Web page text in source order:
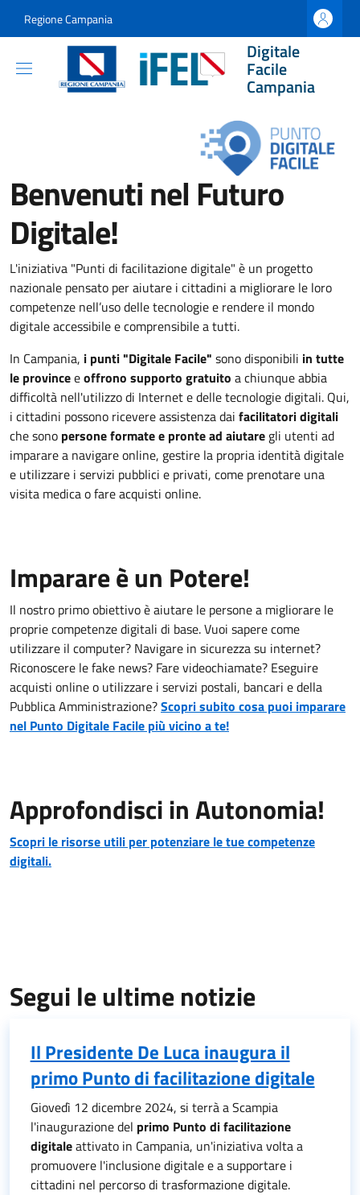
Regione Campania
Digitale
Facile
Campania
Benvenuti nel Futuro
Digitale!
L'iniziativa "Punti di facilitazione digitale" è un progetto
nazionale pensato per aiutare i cittadini a migliorare le loro
competenze nell’uso delle tecnologie e rendere il mondo
digitale accessibile e comprensibile a tutti.
In Campania, i punti "Digitale Facile" sono disponibili in tutte
le provinceeoffrono supporto gratuito a chiunque abbia
difficoltà nell'utilizzo di Internet e delle tecnologie digitali. Qui,
i cittadini possono ricevere assistenza dai facilitatori digitali
che sono persone formate e pronte ad aiutare gli utenti ad
imparare a navigare online, gestire la propria identità digitale
e utilizzare i servizi pubblici e privati, come prenotare una
visita medica o fare acquisti online.
Imparare è un Potere!
Il nostro primo obiettivo è aiutare le persone a migliorare le
proprie competenze digitali di base. Vuoi sapere come
utilizzare il computer? Navigare in sicurezza su internet?
Riconoscere le fake news? Fare videochiamate? Eseguire
acquisti online o utilizzare i servizi postali, bancari e della
Pubblica Amministrazione?Scopri subito cosa puoi imparare
nel Punto Digitale Facile più vicino a te!
Approfondisci in Autonomia!
Scopri le risorse utili per potenziare le tue competenze
digitali.
Segui le ultime notizie
Il Presidente De Luca inaugura il
primo Punto di facilitazione digitale
Giovedì 12 dicembre 2024, si terrà a Scampia
l'inaugurazione del primo Punto di facilitazione
digitaleattivato in Campania, un'iniziativa volta a
promuovere l'inclusione digitale e a supportare i
cittadini nel percorso di trasformazione digitale.